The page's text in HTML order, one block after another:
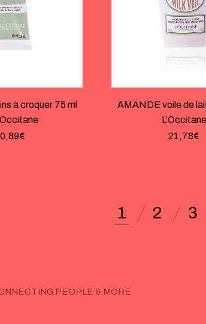
à croquer 75 ml
€
AMANDE voile de
L’Occitane
21,78€
1 2 3
PEOPLE & MORE